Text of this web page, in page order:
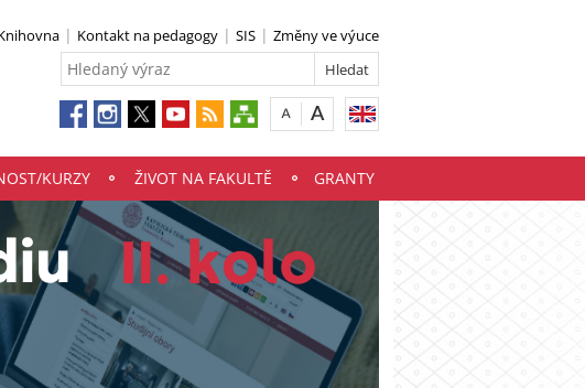
Kontakt na pedagogy SIS Změny ve výuce
KURZY ŽIVOT NA FAKULTĚ GRANTY